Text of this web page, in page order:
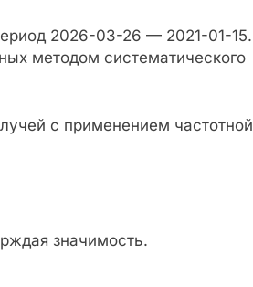
2026-03-26 — 2021-01-15.
методом систематического
с применением частотной
значимость.